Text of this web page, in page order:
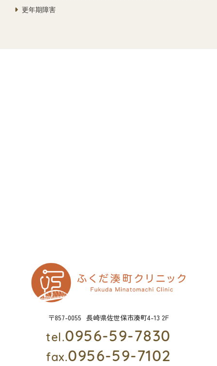
更年期障害
〒857-0055 長崎県佐世保市湊町4-13 2F
tel.0956-59-7830
fax.0956-59-7102